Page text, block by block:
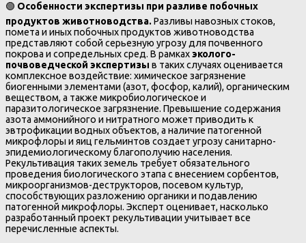
🟢 Особенности экспертизы при разливе побочных
продуктов животноводства.Разливы навозных стоков,
помета и иных побочных продуктов животноводства
представляют собой серьезную угрозу для почвенного
покрова и сопредельных сред. В рамкахэколого-
почвоведческой экспертизы в таких случаях оценивается
комплексное воздействие: химическое загрязнение
биогенными элементами (азот, фосфор, калий), органическим
веществом, а также микробиологическое и
паразитологическое загрязнение. Превышение содержания
азота аммонийного и нитратного может приводить к
эвтрофикации водных объектов, а наличие патогенной
микрофлоры и яиц гельминтов создает угрозу санитарно-
эпидемиологическому благополучию населения.
Рекультивация таких земель требует обязательного
проведения биологического этапа с внесением сорбентов,
микроорганизмов-деструкторов, посевом культур,
способствующих разложению органики и подавлению
патогенной микрофлоры. Эксперт оценивает, насколько
разработанный проект рекультивации учитывает все
перечисленные аспекты.